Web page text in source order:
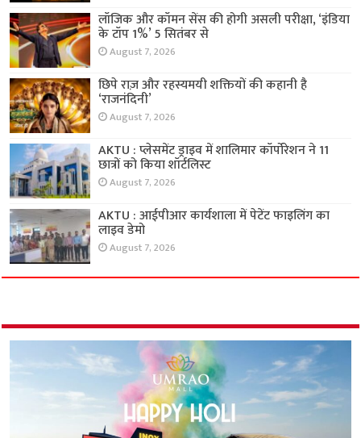
लॉजिक और कॉमन सेंस की होगी असली परीक्षा, ‘इंडिया
के टॉप 1%’ 5 सितंबर से
August 7, 2026
छिपे राज़ और रहस्यमयी शक्तियों की कहानी है
‘राजनंदिनी’
August 7, 2026
AKTU : प्लेसमेंट ड्राइव में शालिमार कॉर्पोरेशन ने 11
छात्रों को किया शॉर्टलिस्ट
August 7, 2026
AKTU : आईपीआर कार्यशाला में पेटेंट फाइलिंग का
लाइव डेमो
August 7, 2026